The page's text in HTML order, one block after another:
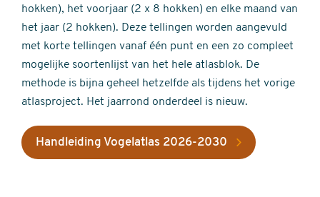
hokken), het voorjaar (2 x 8 hokken) en elke maand van
het jaar (2 hokken). Deze tellingen worden aangevuld
met korte tellingen vanaf één punt en een zo compleet
mogelijke soortenlijst van het hele atlasblok. De
methode is bijna geheel hetzelfde als tijdens het vorige
atlasproject. Het jaarrond onderdeel is nieuw.
Handleiding Vogelatlas 2026-2030